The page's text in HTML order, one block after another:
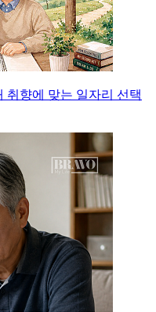
취향에 맞는 일자리 선택